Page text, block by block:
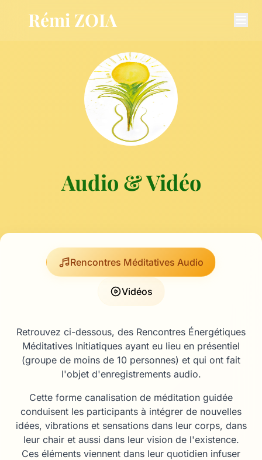
Rémi ZOIA
Audio & Vidéo
Rencontres Méditatives Audio
Vidéos
Retrouvez ci-dessous, des Rencontres Énergétiques
Méditatives Initiatiques ayant eu lieu en présentiel
(groupe de moins de 10 personnes) et qui ont fait
l'objet d'enregistrements audio.
Cette forme canalisation de méditation guidée
conduisent les participants à intégrer de nouvelles
idées, vibrations et sensations dans leur corps, dans
leur chair et aussi dans leur vision de l'existence.
Ces éléments viennent dans leur quotidien infuser